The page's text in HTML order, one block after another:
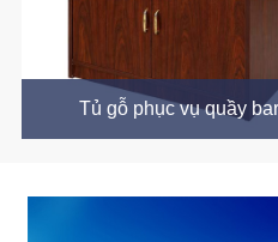
Tủ gỗ phục vụ quầy bar